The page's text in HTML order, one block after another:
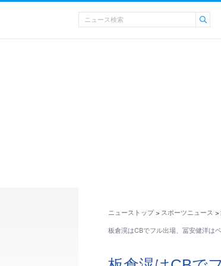
ニューストップ > スポーツニュース >
板倉滉はCBでフル出場、冨安健洋は